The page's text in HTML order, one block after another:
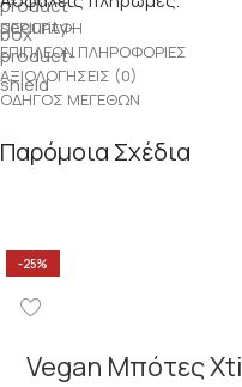
ΠΕΡΙΓΡΑΦΉ
ΕΠΙΠΛΈΟΝ ΠΛΗΡΟΦΟΡΊΕΣ
ΑΞΙΟΛΟΓΉΣΕΙΣ (0)
ΟΔΗΓΌΣ ΜΕΓΕΘΏΝ
Παρόμοια Σχέδια
-25%
Vegan Μπότες Xti